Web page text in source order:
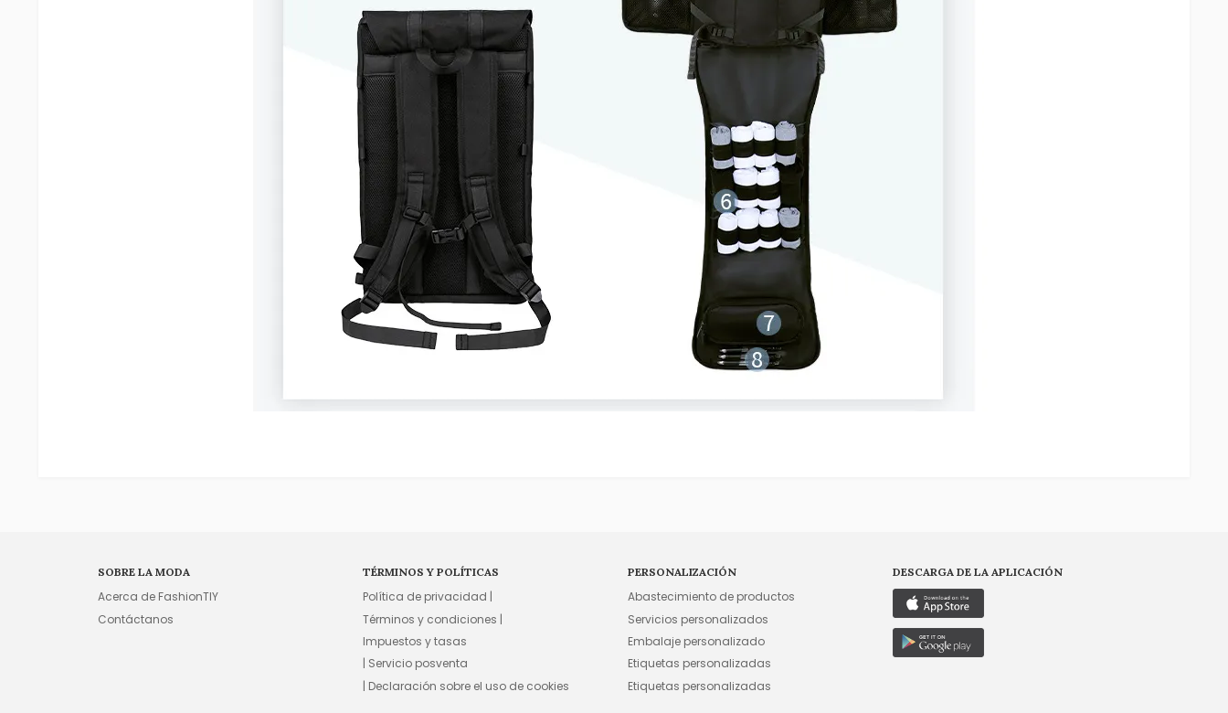
SOBRE LA MODA
Acerca de FashionTIY
Contáctanos
TÉRMINOS Y POLÍTICAS
Política de privacidad |
Términos y condiciones |
Impuestos y tasas
| Servicio posventa
| Declaración sobre el uso de cookies
PERSONALIZACIÓN
Abastecimiento de productos
Servicios personalizados
Embalaje personalizado
Etiquetas personalizadas
Etiquetas personalizadas
DESCARGA DE LA APLICACIÓN